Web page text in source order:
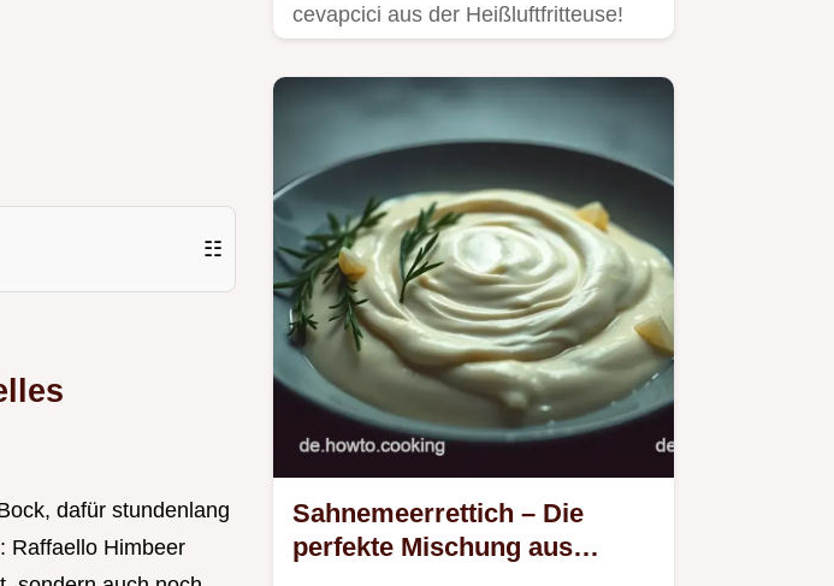
☷
dafür stundenlang
Raffaello Himbeer
cevapcici aus der Heißluftfritteuse!
Sahnemeerrettich – Die
perfekte Mischung aus